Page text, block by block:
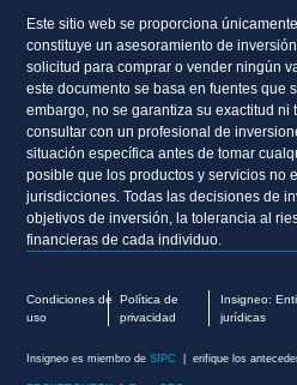
Este sitio web se proporciona
constituye un asesoramiento de
solicitud para comprar o vender ningún
este documento se basa en fuentes que
embargo, no se garantiza su exactitud
consultar con un profesional de
situación específica antes de tomar
posible que los productos y servicios no
jurisdicciones. Todas las decisiones de
objetivos de inversión, la tolerancia al
financieras de cada individuo.
Condiciones de
uso
Política de
privacidad
Insigneo:
jurídicas
Insigneo es miembro deSIPC | erifique los